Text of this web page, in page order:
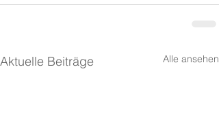
Aktuelle Beiträge Alle ansehen